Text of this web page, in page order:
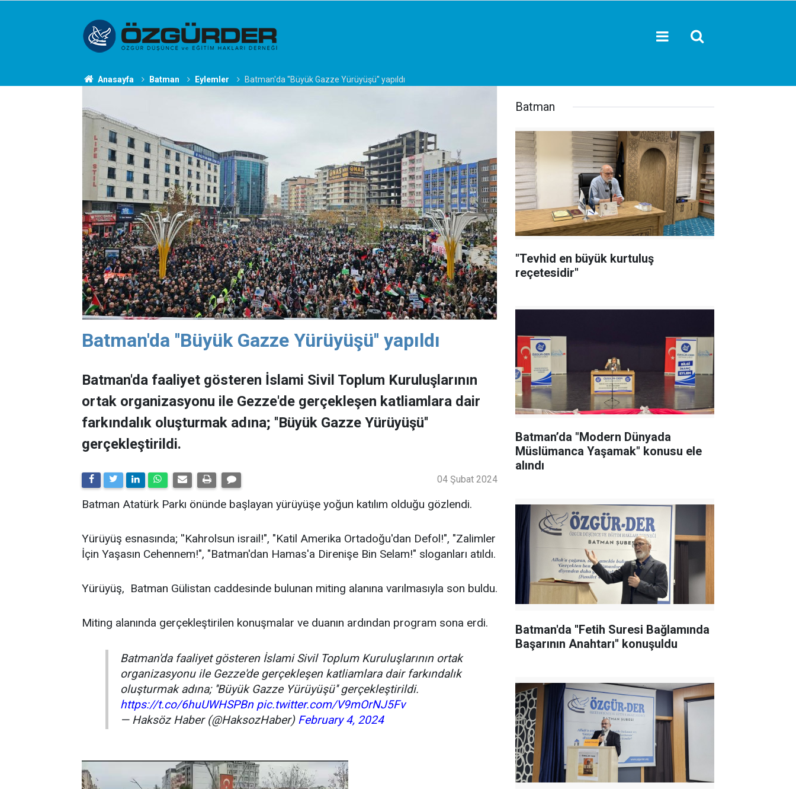
Anasayfa Batman Eylemler Batman'da ''Büyük Gazze Yürüyüşü'' yapıldı
Batman'da ''Büyük Gazze Yürüyüşü'' yapıldı
Batman'da faaliyet gösteren İslami Sivil Toplum Kuruluşlarının
ortak organizasyonu ile Gezze'de gerçekleşen katliamlara dair
farkındalık oluşturmak adına; ''Büyük Gazze Yürüyüşü''
gerçekleştirildi.
04 Şubat 2024
Batman Atatürk Parkı önünde başlayan yürüyüşe yoğun katılım olduğu gözlendi.
Yürüyüş esnasında; ''Kahrolsun israil!", "Katil Amerika Ortadoğu'dan Defol!", "Zalimler
İçin Yaşasın Cehennem!", "Batman'dan Hamas'a Direnişe Bin Selam!" sloganları atıldı.
Yürüyüş, Batman Gülistan caddesinde bulunan miting alanına varılmasıyla son buldu.
Miting alanında gerçekleştirilen konuşmalar ve duanın ardından program sona erdi.
Batman'da faaliyet gösteren İslami Sivil Toplum Kuruluşlarının ortak
organizasyonu ile Gezze'de gerçekleşen katliamlara dair farkındalık
oluşturmak adına; ''Büyük Gazze Yürüyüşü'' gerçekleştirildi.
https://t.co/6huUWHSPBn pic.twitter.com/V9mOrNJ5Fv
— Haksöz Haber (@HaksozHaber) February 4, 2024
Batman
"Tevhid en büyük kurtuluş
reçetesidir"
Batman’da "Modern Dünyada
Müslümanca Yaşamak" konusu ele
alındı
Batman'da ''Fetih Suresi Bağlamında
Başarının Anahtarı'' konuşuldu